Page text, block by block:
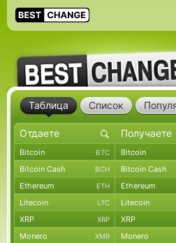
Таблица Список
Bitcoin BTC Bitcoin
Bitcoin Cash BCH Bitcoin Cash
Ethereum ETH Ethereum
Litecoin LTC Litecoin
XRP XRP XRP
Monero XMR Monero